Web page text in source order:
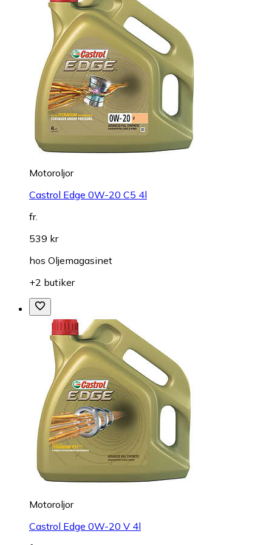
Motoroljor
Castrol Edge 0W-20 C5 4l
fr.
539 kr
hos Oljemagasinet
+2 butiker
Motoroljor
Castrol Edge 0W-20 V 4l